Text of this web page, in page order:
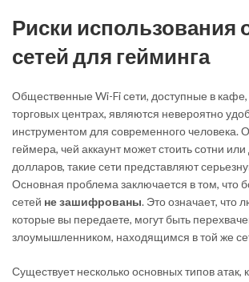
Риски использования
сетей для гейминга
Общественные Wi-Fi сети, доступные в кафе,
торговых центрах, являются невероятно
инструментом для современного человека.
геймера, чей аккаунт может стоить сотни
долларов, такие сети представляют
Основная проблема заключается в том, что
сетей не зашифрованы. Это означает, что
которые вы передаете, могут быть
злоумышленником, находящимся в той же
Существует несколько основных типов атак,